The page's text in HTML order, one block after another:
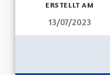
ERSTELLT AM
13/07/2023